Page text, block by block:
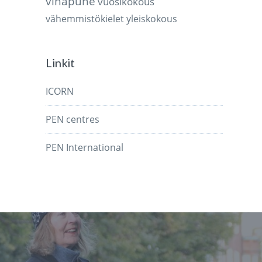
vähemmistökieletyleiskokous
Linkit
ICORN
PEN centres
PEN International